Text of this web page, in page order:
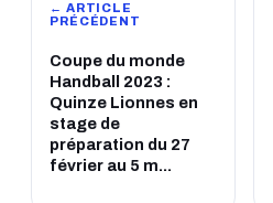
← ARTICLE
PRÉCÉDENT
Coupe du monde
Handball 2023 :
Quinze Lionnes en
stage de
préparation du 27
février au 5 m...